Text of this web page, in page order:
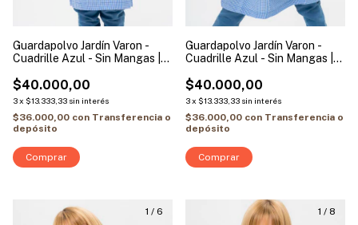
Guardapolvo Jardín Varon -
Cuadrille Azul - Sin Mangas |
$40.000,00
3x $13.333,33 sin interés
$36.000,00 con Transferencia o
depósito
Comprar
Guardapolvo Jardín Varon -
Cuadrille Azul - Sin Mangas |
$40.000,00
3x $13.333,33 sin interés
$36.000,00 con Transferencia o
depósito
Comprar
1 / 6 1 / 8